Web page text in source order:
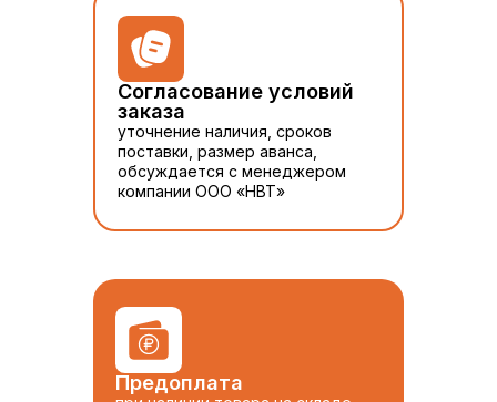
Предоплата
Согласование условий
заказа
уточнение наличия, сроков
поставки, размер аванса,
обсуждается с менеджером
компании ООО «НВТ»